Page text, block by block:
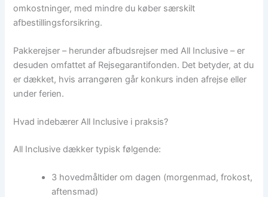
omkostninger, med mindre du køber særskilt
afbestillingsforsikring.
Pakkerejser – herunder afbudsrejser med All Inclusive – er
desuden omfattet af Rejsegarantifonden. Det betyder, at du
er dækket, hvis arrangøren går konkurs inden afrejse eller
under ferien.
Hvad indebærer All Inclusive i praksis?
All Inclusive dækker typisk følgende:
3 hovedmåltider om dagen (morgenmad, frokost,
aftensmad)